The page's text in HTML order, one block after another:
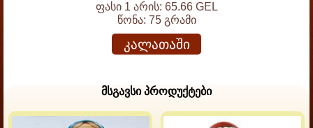
ფასი 1 არის: 65.66 GEL
წონა: 75 გრამი
კალათაში
მსგავსი პროდუქტები